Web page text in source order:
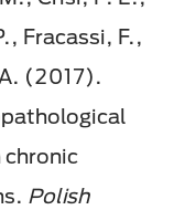
Fracassi, F.,
(2017).
Polish